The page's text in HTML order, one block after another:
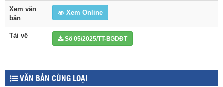
Xem văn
bản
Xem Online
Tải về Số 05/2025/TT-BGDĐT
VĂN BẢN CÙNG LOẠI